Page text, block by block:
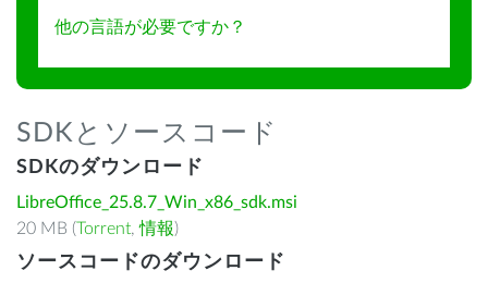
他の言語が必要ですか？
SDKとソースコード
SDKのダウンロード
LibreOffice_25.8.7_Win_x86_sdk.msi
20 MB (Torrent,情報)
ソースコードのダウンロード